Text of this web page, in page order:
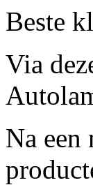
Beste
Via
Na